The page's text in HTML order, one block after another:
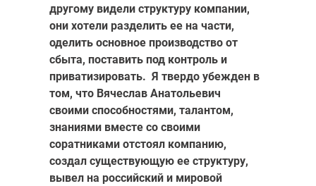
другому видели структуру компании,
они хотели разделить ее на части,
оделить основное производство от
сбыта, поставить под контроль и
приватизировать. Я твердо убежден в
том, что Вячеслав Анатольевич
своими способностями, талантом,
знаниями вместе со своими
соратниками отстоял компанию,
создал существующую ее структуру,
вывел на российский и мировой